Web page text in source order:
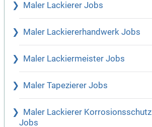
Maler Lackierer Jobs
Maler Lackiererhandwerk Jobs
Maler Lackiermeister Jobs
Maler Tapezierer Jobs
Maler Lackierer Korrosionsschutz
Jobs